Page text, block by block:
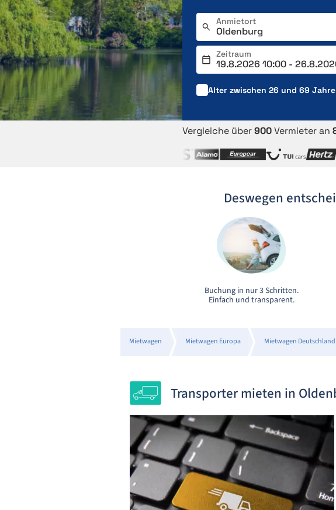
Anmietort
Zeitraum
Alter zwischen 26 und 69 Jahre
Vergleiche über900Vermieter an
Deswegen
Buchung in nur 3 Schritten.
Einfach und transparent.
Mietwagen Mietwagen Europa Mietwagen Deutschland
Transporter mieten in